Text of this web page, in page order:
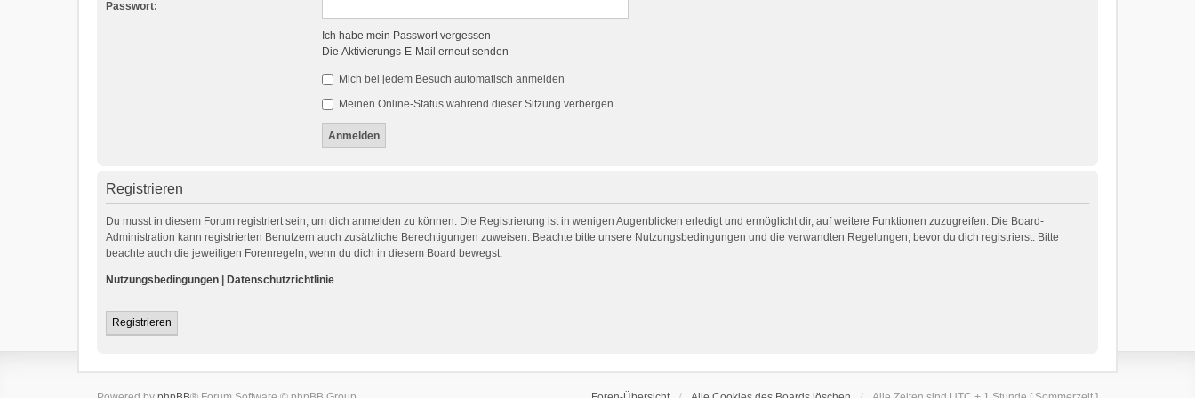
Passwort:
Ich habe mein Passwort vergessen
Die Aktivierungs-E-Mail erneut senden
Mich bei jedem Besuch automatisch anmelden
Meinen Online-Status während dieser Sitzung verbergen
Registrieren
Du musst in diesem Forum registriert sein, um dich anmelden zu können. Die Registrierung ist in wenigen Augenblicken erledigt und ermöglicht dir, auf weitere Funktionen zuzugreifen. Die Board-
Administration kann registrierten Benutzern auch zusätzliche Berechtigungen zuweisen. Beachte bitte unsere Nutzungsbedingungen und die verwandten Regelungen, bevor du dich registrierst. Bitte
beachte auch die jeweiligen Forenregeln, wenn du dich in diesem Board bewegst.
Nutzungsbedingungen Datenschutzrichtlinie
Registrieren